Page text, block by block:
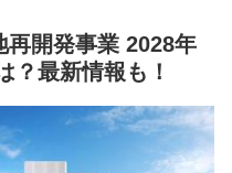
再開発事業 2028年
？最新情報も！